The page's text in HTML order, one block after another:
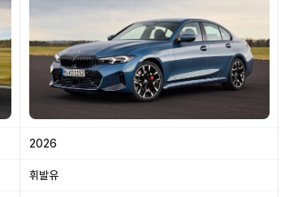
2026
휘발유